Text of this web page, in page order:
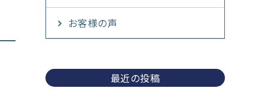
お客様の声
最近の投稿